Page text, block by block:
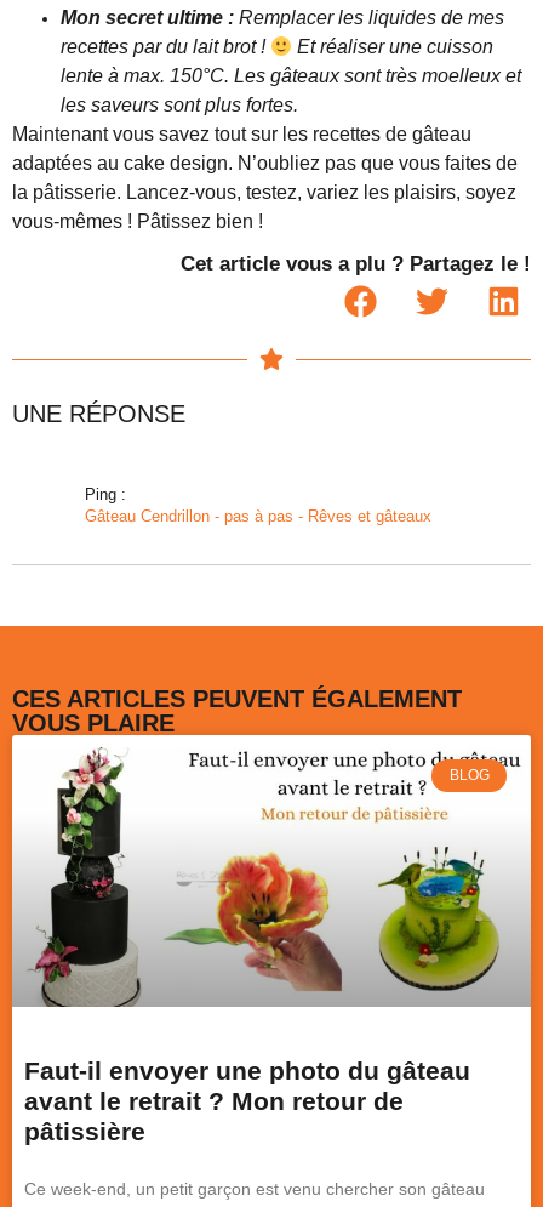
Mon secret ultime : Remplacer les liquides de mes
recettes par du lait brot !
Et réaliser une cuisson
lente à max. 150°C. Les gâteaux sont très moelleux et
les saveurs sont plus fortes.
Maintenant vous savez tout sur les recettes de gâteau
adaptées au cake design. N’oubliez pas que vous faites de
la pâtisserie. Lancez-vous, testez, variez les plaisirs, soyez
vous-mêmes ! Pâtissez bien !
Cet article vous a plu ? Partagez le !
UNE RÉPONSE
Ping :
Gâteau Cendrillon - pas à pas - Rêves et gâteaux
CES ARTICLES PEUVENT ÉGALEMENT
VOUS PLAIRE
BLOG
Faut-il envoyer une photo du gâteau
avant le retrait ? Mon retour de
pâtissière
Ce week-end, un petit garçon est venu chercher son gâteau